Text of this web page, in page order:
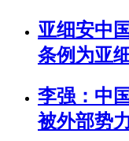
亚细安中
条例为亚
李强：中
被外部势